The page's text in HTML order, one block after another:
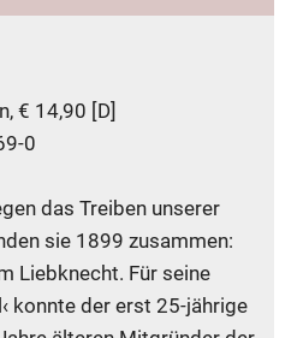
€ 14,90 [D]
0
das Treiben unserer
sie 1899 zusammen:
Liebknecht. Für seine
konnte der erst 25-jährige